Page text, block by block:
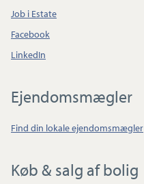
Job i Estate
Facebook
LinkedIn
Ejendomsmægler
Find din lokale ejendomsmægler
Køb & salg af bolig